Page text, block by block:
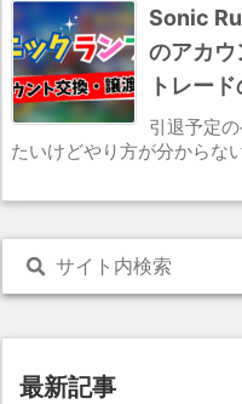
Sonic
のアカウ
トレー
引退予定
たいけどやり方が分からな
最新記事